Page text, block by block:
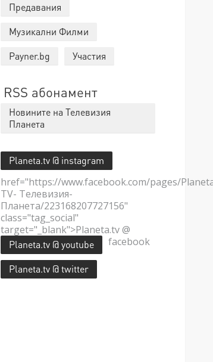
Предавания
Музикални Филми
Payner.bg
Участия
RSS абонамент
Новините на Телевизия
Планета
Planeta.tv @ instagram
href="https://www.facebook.com/pages/
TV- Телевизия-
Планета/223168207727156"
class="tag_social"
target="_blank">Planeta.tv @
facebook
Planeta.tv @ youtube
Planeta.tv @ twitter